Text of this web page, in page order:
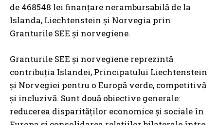
de 468548 lei finanțare nerambursabilă de la
Islanda, Liechtenstein și Norvegia prin
Granturile SEE și norvegiene.
Granturile SEE și norvegiene reprezintă
contribuția Islandei, Principatului Liechtenstein
și Norvegiei pentru o Europă verde, competitivă
și incluzivă. Sunt două obiective generale:
reducerea disparităților economice și sociale în